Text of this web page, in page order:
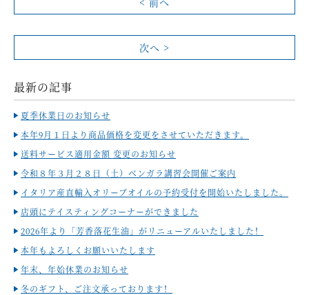
次へ >
最新の記事
夏季休業日のお知らせ
本年9月１日より商品価格を変更をさせていただきます。
送料サービス適用金額 変更のお知らせ
令和８年３月２８日（土）ベンガラ講習会開催ご案内
イタリア産直輸入オリーブオイルの予約受付を開始いたしました。
店頭にテイスティングコーナーができました
2026年より「芳香落花生油」がリニューアルいたしました！
本年もよろしくお願いいたします
年末、年始休業のお知らせ
冬のギフト、ご注文承っております！